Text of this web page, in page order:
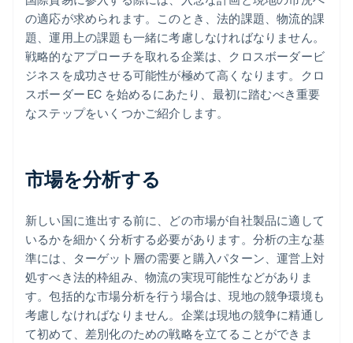
の適応が求められます。このとき、法的課題、物流的課
題、運用上の課題も一緒に考慮しなければなりません。
戦略的なアプローチを取れる企業は、クロスボーダービ
ジネスを成功させる可能性が極めて高くなります。クロ
スボーダー EC を始めるにあたり、最初に踏むべき重要
なステップをいくつかご紹介します。
市場を分析する
新しい国に進出する前に、どの市場が自社製品に適して
いるかを細かく分析する必要があります。分析の主な基
準には、ターゲット層の需要と購入パターン、運営上対
処すべき法的枠組み、物流の実現可能性などがありま
す。包括的な市場分析を行う場合は、現地の競争環境も
考慮しなければなりません。企業は現地の競争に精通し
て初めて、差別化のための戦略を立てることができま